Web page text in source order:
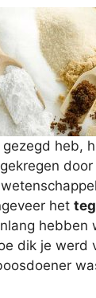
heb,
het
hebben
dik je werd